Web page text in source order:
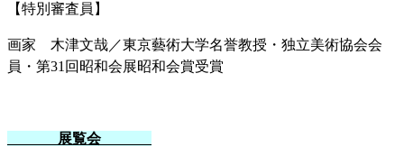
【特別審査員】
画家 木津文哉／東京藝術大学名誉教授・独立美術協会会
員・第31回昭和会展昭和会賞受賞
展覧会